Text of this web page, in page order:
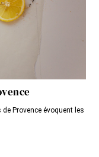
Provence évoquent les